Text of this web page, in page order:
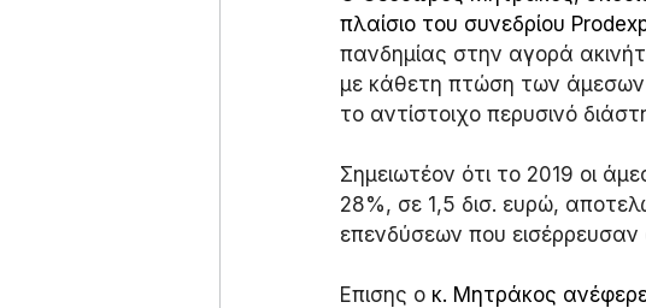
πλαίσιο του συνεδρίου
πανδημίας στην αγορά
με κάθετη πτώση των
το αντίστοιχο περυσινό
Σημειωτέον ότι το 2019 οι
28%, σε 1,5 δισ. ευρώ,
επενδύσεων που
Επισης ο κ. Μητράκος ανέφερε